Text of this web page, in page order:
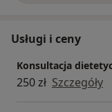
Usługi i ceny
Konsultacja
250 zł Szczegóły